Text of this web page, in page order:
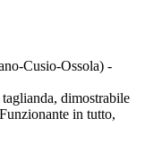
Cusio-Ossola) -
dimostrabile
in tutto,